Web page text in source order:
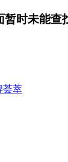
时未能查
荟萃